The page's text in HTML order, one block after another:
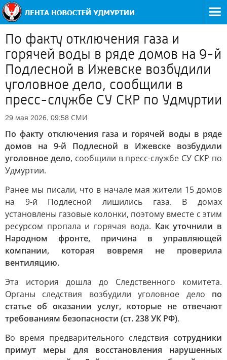
По факту отключения газа и
горячей воды в ряде домов на 9-й
Подлесной в Ижевске возбудили
уголовное дело, сообщили в
пресс-службе СУ СКР по Удмуртии
29 мая 2026, 09:58 СМИ
По факту отключения газа и горячей воды в ряде
домов на 9-й Подлесной в Ижевске возбудили
уголовное дело, сообщили в пресс-службе СУ СКР по
Удмуртии.
Ранее мы писали, что в начале мая жители 15 домов
на 9-й Подлесной лишились газа. В домах
установлены газовые колонки, поэтому вместе с этим
ресурсом пропала и горячая вода. Как уточнили в
Народном фронте, причина в управляющей
компании, которая вовремя не проверила
вентиляцию.
Эта история дошла до Следственного комитета.
Органы следствия возбудили уголовное дело по
статье об оказании услуг, которые не отвечают
требованиям безопасности (ст. 238 УК РФ).
Во время предварительного следствия сотрудники
примут меры для восстановления нарушенных